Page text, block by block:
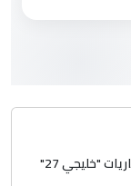
عريقة
سل
الاتحاد الخليجي يعلن جدول مباريات "خليجي 27"